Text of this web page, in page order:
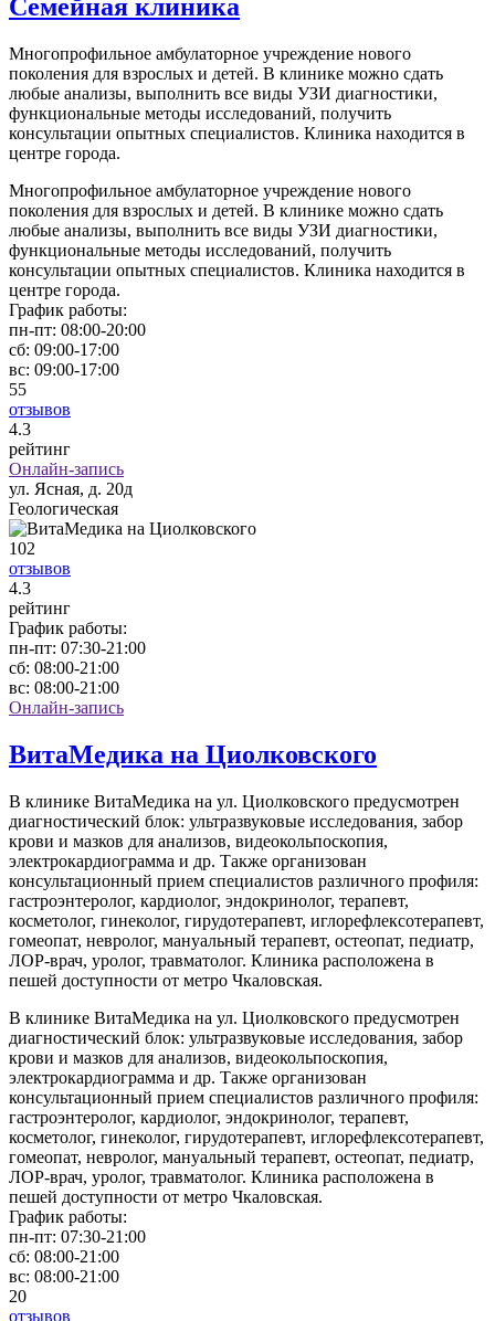
Семейная клиника
Многопрофильное амбулаторное учреждение нового
поколения для взрослых и детей. В клинике можно сдать
любые анализы, выполнить все виды УЗИ диагностики,
функциональные методы исследований, получить
консультации опытных специалистов. Клиника находится в
центре города.
Многопрофильное амбулаторное учреждение нового
поколения для взрослых и детей. В клинике можно сдать
любые анализы, выполнить все виды УЗИ диагностики,
функциональные методы исследований, получить
консультации опытных специалистов. Клиника находится в
центре города.
График работы:
пн-пт: 08:00-20:00
сб: 09:00-17:00
вс: 09:00-17:00
55
отзывов
4.3
рейтинг
Онлайн-запись
ул. Ясная, д. 20д
Геологическая
102
отзывов
4.3
рейтинг
График работы:
пн-пт: 07:30-21:00
сб: 08:00-21:00
вс: 08:00-21:00
Онлайн-запись
ВитаМедика на Циолковского
В клинике ВитаМедика на ул. Циолковского предусмотрен
диагностический блок: ультразвуковые исследования, забор
крови и мазков для анализов, видеокольпоскопия,
электрокардиограмма и др. Также организован
консультационный прием специалистов различного профиля:
гастроэнтеролог, кардиолог, эндокринолог, терапевт,
косметолог, гинеколог, гирудотерапевт, иглорефлексотерапевт,
гомеопат, невролог, мануальный терапевт, остеопат, педиатр,
ЛОР-врач, уролог, травматолог. Клиника расположена в
пешей доступности от метро Чкаловская.
В клинике ВитаМедика на ул. Циолковского предусмотрен
диагностический блок: ультразвуковые исследования, забор
крови и мазков для анализов, видеокольпоскопия,
электрокардиограмма и др. Также организован
консультационный прием специалистов различного профиля:
гастроэнтеролог, кардиолог, эндокринолог, терапевт,
косметолог, гинеколог, гирудотерапевт, иглорефлексотерапевт,
гомеопат, невролог, мануальный терапевт, остеопат, педиатр,
ЛОР-врач, уролог, травматолог. Клиника расположена в
пешей доступности от метро Чкаловская.
График работы:
пн-пт: 07:30-21:00
сб: 08:00-21:00
вс: 08:00-21:00
20
отзывов